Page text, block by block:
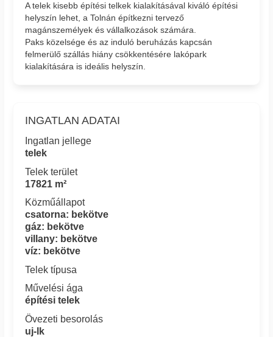
A telek kisebb építési telkek kialakításával kiváló építési
helyszín lehet, a Tolnán építkezni tervező
magánszemélyek és vállalkozások számára.
Paks közelsége és az induló beruházás kapcsán
felmerülő szállás hiány csökkentésére lakópark
kialakítására is ideális helyszín.
INGATLAN ADATAI
Ingatlan jellege
telek
Telek terület
17821 m²
Közműállapot
csatorna: bekötve
gáz: bekötve
villany: bekötve
víz: bekötve
Telek típusa
Művelési ága
építési telek
Övezeti besorolás
uj-lk